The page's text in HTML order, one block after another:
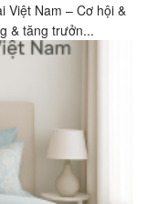
Việt Nam – Cơ hội &
& tăng trưởn...